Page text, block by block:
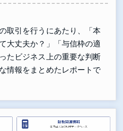
取引を行うにあたり、「本
大丈夫か？」「与信枠の適
たビジネス上の重要な判断
情報をまとめたレポートで